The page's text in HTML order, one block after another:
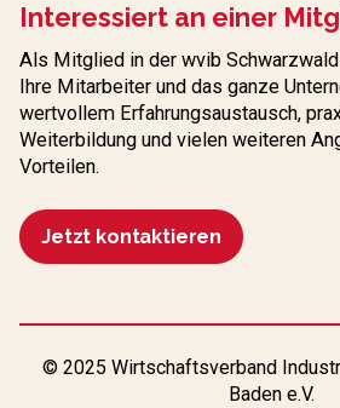
Interessiert an einer
Als Mitglied in der wvib
Ihre Mitarbeiter und das ganze
wertvollem Erfahrungs­austausch,
Weiterbildung und vielen weiteren
Vorteilen.
Jetzt kontaktieren
© 2025 Wirtschaftsverband
Baden e.V.